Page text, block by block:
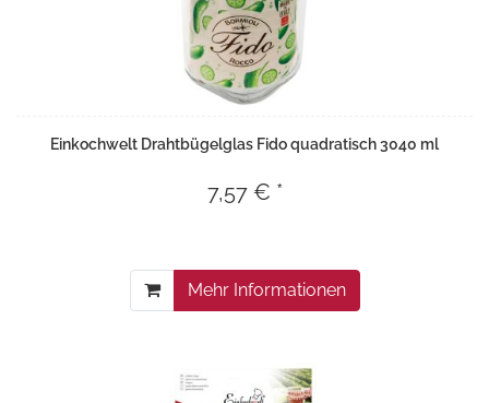
Einkochwelt Drahtbügelglas Fido quadratisch 3040 ml
7,57 € *
Mehr Informationen